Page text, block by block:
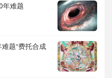
年难题
题“费托合成